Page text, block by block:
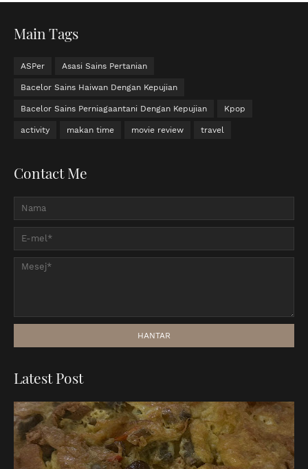
Main Tags
ASPer Asasi Sains Pertanian
Bacelor Sains Haiwan Dengan Kepujian
Bacelor Sains Perniagaantani Dengan Kepujian Kpop
activity makan time movie review travel
Contact Me
Latest Post